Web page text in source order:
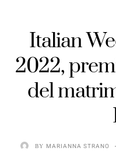
Italian
2022,
del
BY MARIANNA STRANO